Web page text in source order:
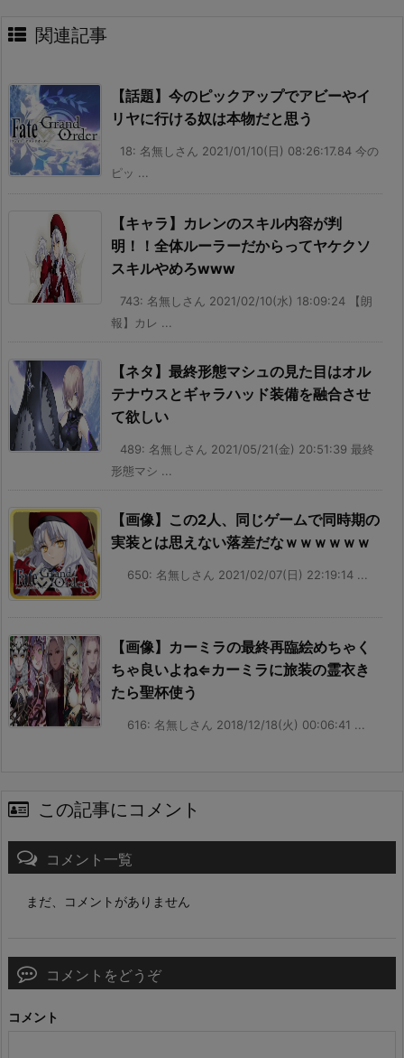
関連記事
【話題】今のピックアップでアビーやイ
リヤに行ける奴は本物だと思う
18: 名無しさん 2021/01/10(日) 08:26:17.84 今の
ピッ ...
【キャラ】カレンのスキル内容が判
明！！全体ルーラーだからってヤケクソ
スキルやめろwww
743: 名無しさん 2021/02/10(水) 18:09:24 【朗
報】カレ ...
【ネタ】最終形態マシュの見た目はオル
テナウスとギャラハッド装備を融合させ
て欲しい
489: 名無しさん 2021/05/21(金) 20:51:39 最終
形態マシ ...
【画像】この2人、同じゲームで同時期の
実装とは思えない落差だなｗｗｗｗｗｗ
650: 名無しさん 2021/02/07(日) 22:19:14 ...
【画像】カーミラの最終再臨絵めちゃく
ちゃ良いよね⇐カーミラに旅装の霊衣き
たら聖杯使う
616: 名無しさん 2018/12/18(火) 00:06:41 ...
この記事にコメント
コメント一覧
まだ、コメントがありません
コメントをどうぞ
コメント